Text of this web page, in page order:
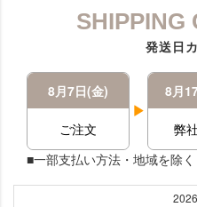
SHIPPING
発送日